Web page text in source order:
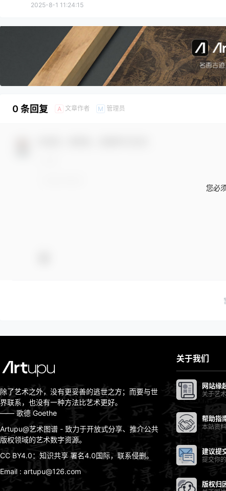
2025-8-1 11:24:15
0 条回复 A 文章作者 M 管理员
您必
除了艺术之外，没有更妥善的逃世之方；而要与世
界联系，也没有一种方法比艺术更好。
—— 歌德 Goethe
Artupu@艺术图谱 - 致力于开放式分享、推介公共
版权领域的艺术数字资源。
CC BY4.0：知识共享 署名4.0国际，联系侵删。
Email : artupu@126.com
关于我们
网站缘
关于艺
帮助指
本站资
建议提
提交你
版权归